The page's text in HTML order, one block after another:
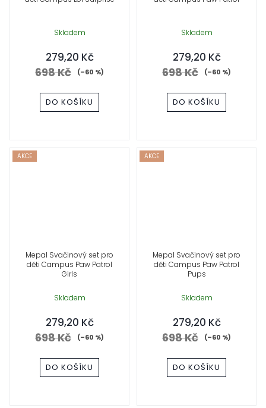
Skladem
279,20 Kč
698 Kč (–60 %)
DO KOŠÍKU
Skladem
279,20 Kč
698 Kč (–60 %)
DO KOŠÍKU
AKCE
Mepal Svačinový set pro
děti Campus Paw Patrol
Girls
Skladem
279,20 Kč
698 Kč (–60 %)
DO KOŠÍKU
AKCE
Mepal Svačinový set pro
děti Campus Paw Patrol
Pups
Skladem
279,20 Kč
698 Kč (–60 %)
DO KOŠÍKU